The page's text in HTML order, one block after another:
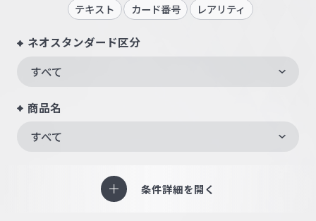
テキスト
カード番号 レアリティ
ネオスタンダード区分
すべて
商品名
すべて
条件詳細を開く